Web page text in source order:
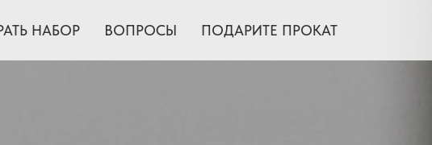
НАБОР ВОПРОСЫ ПОДАРИТЕ ПРОКАТ